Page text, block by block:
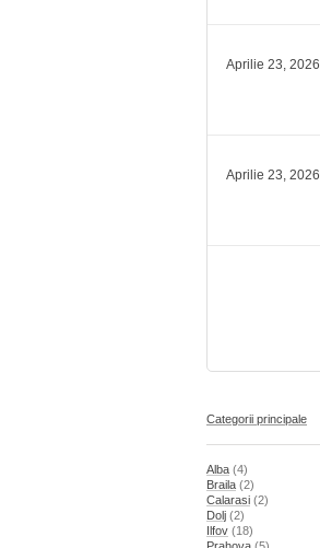
Aprilie 23, 2026
Aprilie 23, 2026
Categorii principale
Alba (4)
Braila (2)
Calarasi (2)
Dolj (2)
Ilfov (18)